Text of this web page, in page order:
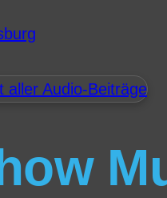
aller Audio-Beiträge